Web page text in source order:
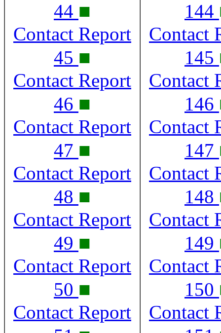
44 ■
Contact Report
45 ■
Contact Report
46 ■
Contact Report
47 ■
Contact Report
48 ■
Contact Report
49 ■
Contact Report
50 ■
Contact Report
144
Contact
145
Contact
146
Contact
147
Contact
148
Contact
149
Contact
150
Contact